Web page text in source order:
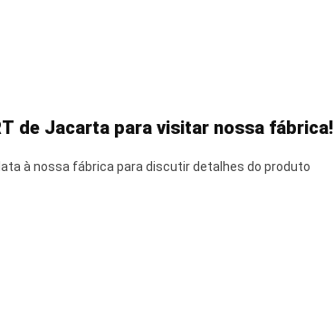
de Jacarta para visitar nossa fábrica!
à nossa fábrica para discutir detalhes do produto